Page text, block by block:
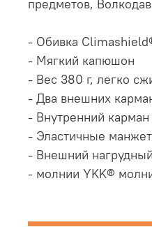
предметов,
- Обивка
- Мягкий капюшон
- Вес 380 г, легко
- Два внешних
- Внутренний
- Эластичные
- Внешний
- молнии YKK®